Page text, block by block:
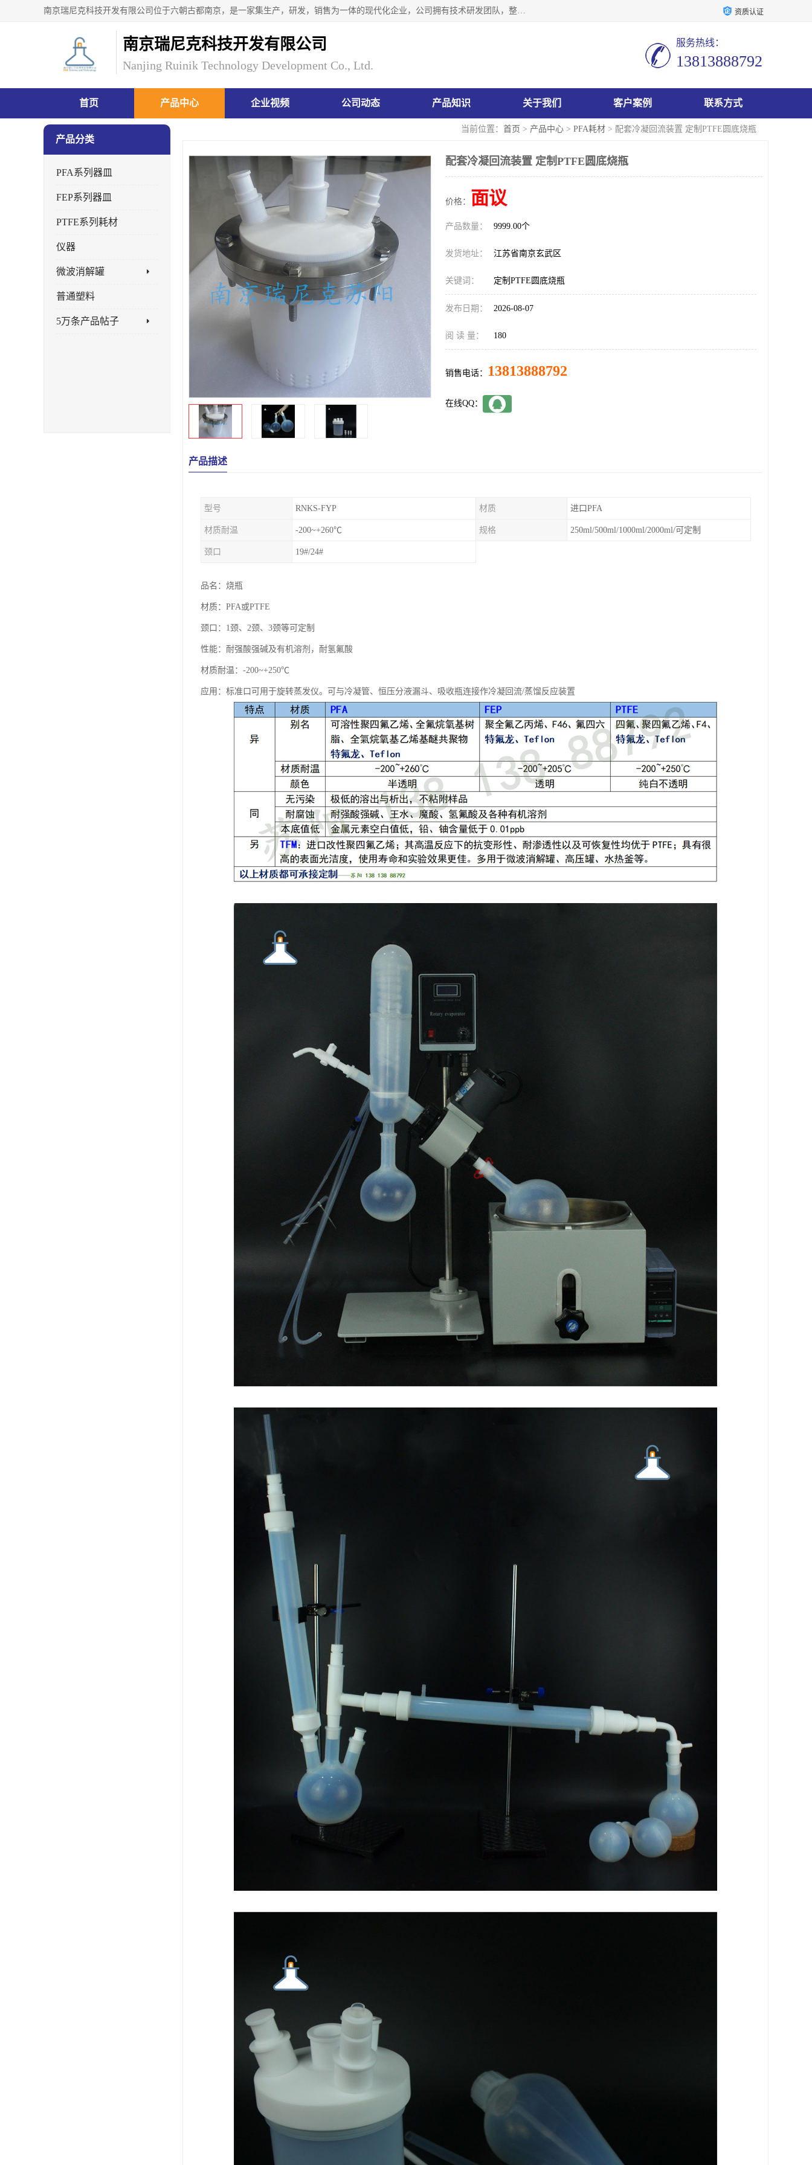
南京瑞尼克科技开发有限公司位于六朝古都南京，是一家集生产，研发，销售为一体的现代化企业，公司拥有技术研发团队，整洁明亮的厂房及的技术仪器设备，技术力量雄厚。公司长久以来一直坚持以生产研发国内完mei的痕量分析器皿为目标，客户满意的实验需求是我们永远的追求。长久以来与客户建立了良好的合作关系，在同行业中建立了自己的信誉与品牌。公司将一如既往的奋进不息，为客户带来为舒心的服务！ 资质认证
南京瑞尼克科技开发有限公司
Nanjing Ruinik Technology Development Co., Ltd.
服务热线：
13813888792
首页 产品中心 企业视频 公司动态 产品知识 关于我们 客户案例 联系方式
当前位置： 首页 > 产品中心 > PFA耗材 > 配套冷凝回流装置 定制PTFE圆底烧瓶
产品分类
PFA系列器皿
FEP系列器皿
PTFE系列耗材
仪器
微波消解罐
普通塑料
5万条产品帖子
配套冷凝回流装置 定制PTFE圆底烧瓶
价格： 面议
产品数量： 9999.00个
发货地址： 江苏省南京玄武区
关键词： 定制PTFE圆底烧瓶
发布日期： 2026-08-07
阅 读 量： 180
销售电话： 13813888792
在线QQ：
产品描述
型号 RNKS-FYP 材质 进口PFA
材质耐温 -200~+260℃ 规格 250ml/500ml/1000ml/2000ml/可定制
颈口 19#/24#
品名：烧瓶
材质：PFA或PTFE
颈口：1颈、2颈、3颈等可定制
性能：耐强酸强碱及有机溶剂，耐氢氟酸
材质耐温：-200~+250℃
应用：标准口可用于旋转蒸发仪。可与冷凝管、恒压分液漏斗、吸收瓶连接作冷凝回流/蒸馏反应装置